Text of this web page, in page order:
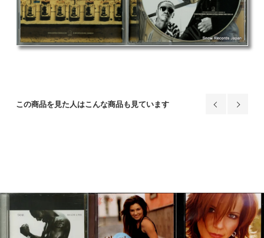
この商品を見た人はこんな商品も見ています